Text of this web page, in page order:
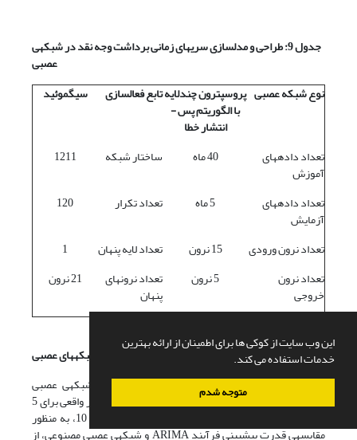
این وب سایت از کوکی ها برای اطمینان از ارائه بهترین
خدمات استفاده می کند.
متوجه شدم
جدول 9: طراحی و مدل­سازی سری­های زمانی برداشت وجه نقد در شبکه­ی
عصبی
نوع شبکه عصبی پروسپترون چندلایه
با الگوریتم پس ­
انتشار خطا
تابع فعال­سازی سیگموئید
تعداد داده­های
آموزش
40 ماه ساختار شبکه 1211
تعداد داده­های
آزمایش
5 ماه تعداد تکرار 120
تعداد نرون ورودی 15 نرون تعداد لایه پنهان
1
تعداد نرون
خروجی
5 نرون تعداد نرون­های
پنهان
21 نرون
4. 3. ارزیابی و مقایسه مدل­های پیش­بینی ARIMA
و شبکه­های عصبی
در پایان در جدول 10، مقادیر پیش­بینی شده توسط شبکه­ی عصبی
پروسپترون چند لایه و فرآیند ARIMA را به همراه مقادیر واقعی برای 5
ماه آینده (1/8/89 تا 1/12/89) نشان می­دهد. در جدول 10، به منظور
مقایسه­ی قدرت پیش­بینی فرآیند ARIMA و شبکه­ی عصبی مصنوعی، از